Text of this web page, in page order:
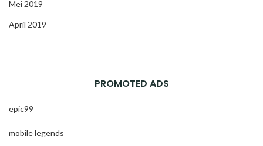
Mei 2019
April 2019
PROMOTED ADS
epic99
mobile legends